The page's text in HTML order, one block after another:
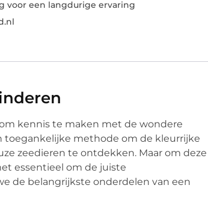
voor een langdurige ervaring
kennis te maken met de wondere
toegankelijke methode om de kleurrijke
zeedieren te ontdekken. Maar om deze
essentieel om de juiste
de belangrijkste onderdelen van een